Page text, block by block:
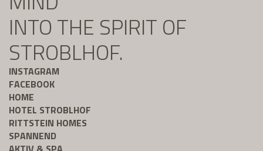
INTO THE SPIRIT OF
STROBLHOF.
INSTAGRAM
FACEBOOK
HOME
HOTEL STROBLHOF
RITTSTEIN HOMES
SPANNEND